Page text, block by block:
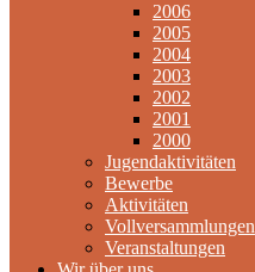
2006
2005
2004
2003
2002
2001
2000
Jugendaktivitäten
Bewerbe
Aktivitäten
Vollversammlungen
Veranstaltungen